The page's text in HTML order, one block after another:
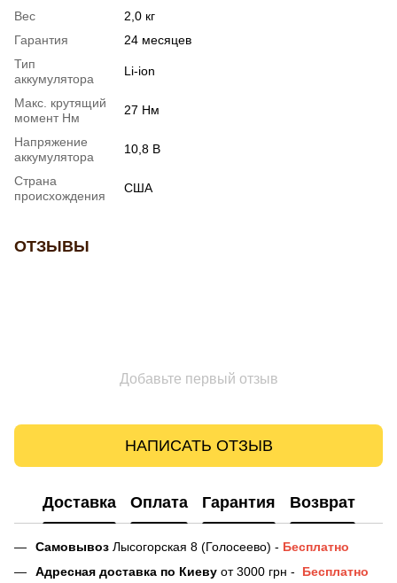
Вес
2,0 кг
Гарантия
24 месяцев
Тип
аккумулятора
Li-ion
Макс. крутящий
момент Нм
27 Нм
Напряжение
аккумулятора
10,8 В
Страна
происхождения
США
ОТЗЫВЫ
Добавьте первый отзыв
НАПИСАТЬ ОТЗЫВ
Доставка Оплата Гарантия Возврат
Самовывоз Лысогорская 8 (Голосеево) - Бесплатно
Адресная доставка по Киеву от 3000 грн -
Бесплатно